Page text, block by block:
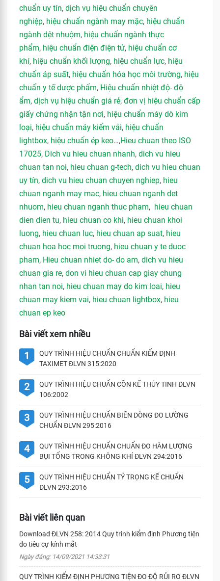
chuẩn uy tín, dịch vụ hiệu chuẩn chuyên
nghiệp, hiệu chuẩn ngành may mặc, hiệu chuẩn
ngành dệt nhuộm, hiệu chuẩn ngành thực
phẩm, hiệu chuẩn điện điện tử, hiệu chuẩn cơ
khí, hiệu chuẩn khối lượng, hiệu chuẩn lực, hiệu
chuẩn áp suất, hiệu chuẩn hóa học môi trường, hiệu
chuẩn y tế dược phẩm, Hiệu chuẩn nhiệt độ- độ
ẩm, dịch vụ hiệu chuẩn giá rẻ, đơn vị hiệu chuẩn cấp
giấy chứng nhận tận nơi, hiệu chuẩn máy dò kim
loại, hiệu chuẩn máy kiểm vải, hiệu chuẩn
lightbox, hiệu chuẩn ép keo…,Hieu chuan theo ISO
17025, Dich vu hieu chuan nhanh, dich vu hieu
chuan tan noi, hieu chuan g-tech, dich vu hieu chuan
uy tín, dich vu hieu chuan chuyen nghiep, hieu
chuan nganh may mac, hieu chuan nganh det
nhuom, hieu chuan nganh thuc pham, hieu chuan
dien dien tu, hieu chuan co khi, hieu chuan khoi
luong, hieu chuan luc, hieu chuan ap suat, hieu
chuan hoa hoc moi truong, hieu chuan y te duoc
pham, Hieu chuan nhiet do- do am, dich vu hieu
chuan gia re, don vi hieu chuan cap giay chung
nhan tan noi, hieu chuan may do kim loai, hieu
chuan may kiem vai, hieu chuan lightbox, hieu
chuan ep keo
Bài viết xem nhiều
1
QUY TRÌNH HIỆU CHUẨN CHUẨN KIỂM ĐỊNH
TAXIMET ĐLVN 315:2020
2
QUY TRÌNH HIỆU CHUẨN CỒN KẾ THỦY TINH ĐLVN
106:2002
3
QUY TRÌNH HIỆU CHUẨN BIẾN DÒNG ĐO LƯỜNG
CHUẨN ĐLVN 295:2016
4
QUY TRÌNH HIỆU CHUẨN CHUẨN ĐO HÀM LƯỢNG
BỤI TỔNG TRONG KHÔNG KHÍ ĐLVN 294:2016
5
QUY TRÌNH HIỆU CHUẨN TỶ TRỌNG KẾ CHUẨN
ĐLVN 293:2016
Bài viết liên quan
Download ĐLVN 258: 2014 Quy trình kiểm định Phương tiện
đo tiêu cự kính mắt
Ngày đăng: 14/09/2021 14:33:31
QUY TRÌNH KIỂM ĐỊNH PHƯƠNG TIỆN ĐO ĐỘ RỦI RO ĐLVN